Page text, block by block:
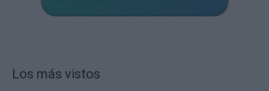
Los más vistos